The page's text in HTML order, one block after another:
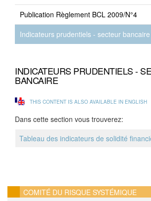
Publication Règlement BCL 2009/N°4
Indicateurs prudentiels - secteur bancaire
INDICATEURS PRUDENTIELS -
BANCAIRE
THIS CONTENT IS ALSO AVAILABLE IN ENGLISH
Dans cette section vous trouverez:
Tableau des indicateurs de solidité
COMITÉ DU RISQUE SYSTÉMIQUE